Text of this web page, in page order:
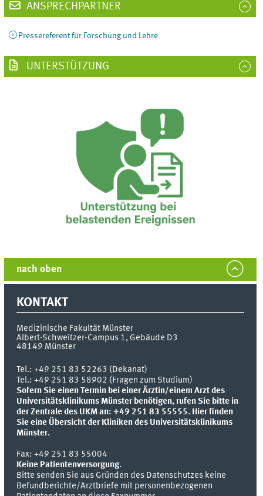
ANSPRECHPARTNER
Pressereferent für Forschung und Lehre
UNTERSTÜTZUNG
nach oben
KONTAKT
Medizinische Fakultät Münster
Albert-Schweitzer-Campus 1, Gebäude D3
48149 Münster
Tel.:+49 251 83 52263 (Dekanat)
Tel.: +49 251 83 58902 (Fragen zum Studium)
Sofern Sie einen Termin bei einer Ärztin/einem Arzt des
Universitätsklinikums Münster benötigen, rufen Sie bitte in
der Zentrale des UKM an: +49 251 83 55555. Hier finden
Sie eine Übersicht der Kliniken des Universitätsklinikums
Münster.
Fax:+49 251 83 55004
Keine Patientenversorgung.
Bitte senden Sie aus Gründen des Datenschutzes keine
Befundberichte/Arztbriefe mit personenbezogenen